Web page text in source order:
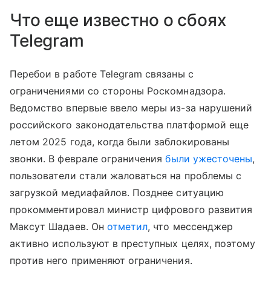
Что еще известно о сбоях
Telegram
Перебои в работе Telegram связаны с
ограничениями со стороны Роскомнадзора.
Ведомство впервые ввело меры из-за нарушений
российского законодательства платформой еще
летом 2025 года, когда были заблокированы
звонки. В феврале ограничениябыли ужесточены,
пользователи стали жаловаться на проблемы с
загрузкой медиафайлов. Позднее ситуацию
прокомментировал министр цифрового развития
Максут Шадаев. Он отметил, что мессенджер
активно используют в преступных целях, поэтому
против него применяют ограничения.